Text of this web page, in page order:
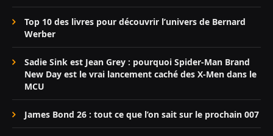
Top 10 des livres pour découvrir l’univers de Bernard
Werber
Sadie Sink est Jean Grey : pourquoi Spider-Man Brand
New Day est le vrai lancement caché des X-Men dans le
MCU
James Bond 26 : tout ce que l’on sait sur le prochain 007